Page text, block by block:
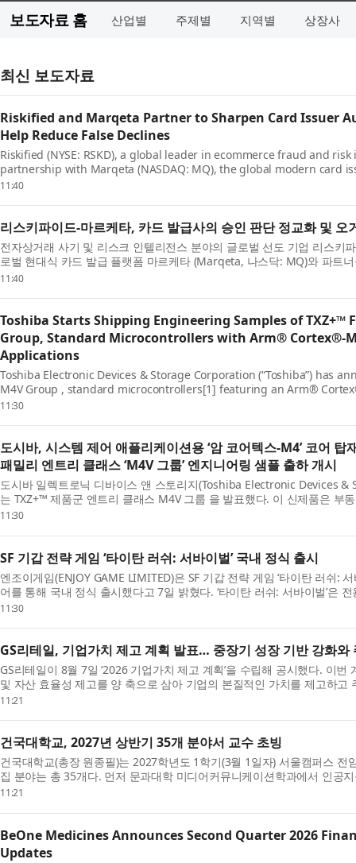
보도자료 홈 산업별 주제별 지역별 상장사
최신 보도자료
Riskified and Marqeta Partner to Sharpen Card Issuer
Help Reduce False Declines
Riskified (NYSE: RSKD), a global leader in ecommerce fraud and
partnership with Marqeta (NASDAQ: MQ), the global modern card
issuers on Mar...
11:40
리스키파이드-마르케타, 카드 발급사의 승인 판단 정교화 및 오
전자상거래 사기 및 리스크 인텔리전스 분야의 글로벌 선도 기업 리스키
로벌 현대식 카드 발급 플랫폼 마르케타 (Marqeta, 나스닥: MQ)와 파트
력을...
11:40
Toshiba Starts Shipping Engineering Samples of TXZ+™
Group, Standard Microcontrollers with Arm®
Applications
Toshiba Electronic Devices & Storage Corporation (“Toshiba”) has
M4V Group , standard microcontrollers[1] featuring an Arm®
unit (FPU)...
11:30
도시바, 시스템 제어 애플리케이션용 ‘암 코어텍스-M4’ 코어 탑
패밀리 엔트리 클래스 ‘M4V 그룹’ 엔지니어링 샘플 출하 개시
도시바 일렉트로닉 디바이스 앤 스토리지(Toshiba Electronic Devices
는 TXZ+™ 제품군 엔트리 클래스 M4V 그룹 을 발표했다. 이 신제품은 부
스-M...
11:30
SF 기갑 전략 게임 ‘타이탄 러쉬: 서바이벌’ 국내 정식 출시
엔조이게임(ENJOY GAME LIMITED)은 SF 기갑 전략 게임 ‘타이탄 러쉬:
어를 통해 국내 정식 출시했다고 7일 밝혔다. ‘타이탄 러쉬: 서바이벌’은
11:30
GS리테일, 기업가치 제고 계획 발표… 중장기 성장 기반 강화와
GS리테일이 8월 7일 ‘2026 기업가치 제고 계획’을 수립해 공시했다. 이
및 자산 효율성 제고를 양 축으로 삼아 기업의 본질적인 가치를 제고하고
11:21
건국대학교, 2027년 상반기 35개 분야서 교수 초빙
건국대학교(총장 원종필)는 2027학년도 1학기(3월 1일자) 서울캠퍼스 전
집 분야는 총 35개다. 먼저 문과대학 미디어커뮤니케이션학과에서 인공
교...
11:21
BeOne Medicines Announces Second Quarter 2026
Updates